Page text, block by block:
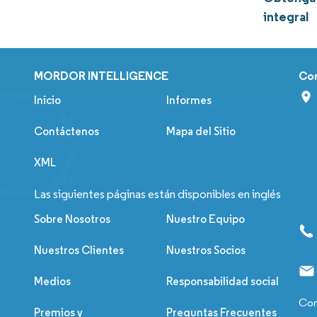
integral
MORDOR INTELLIGENCE
Inicio Informes
Contáctenos Mapa del Sitio
XML
Las siguientes páginas están disponibles en inglés
Sobre Nosotros Nuestro Equipo
Nuestros Clientes Nuestros Socios
Medios Responsabilidad social
Premios y Preguntas Frecuentes